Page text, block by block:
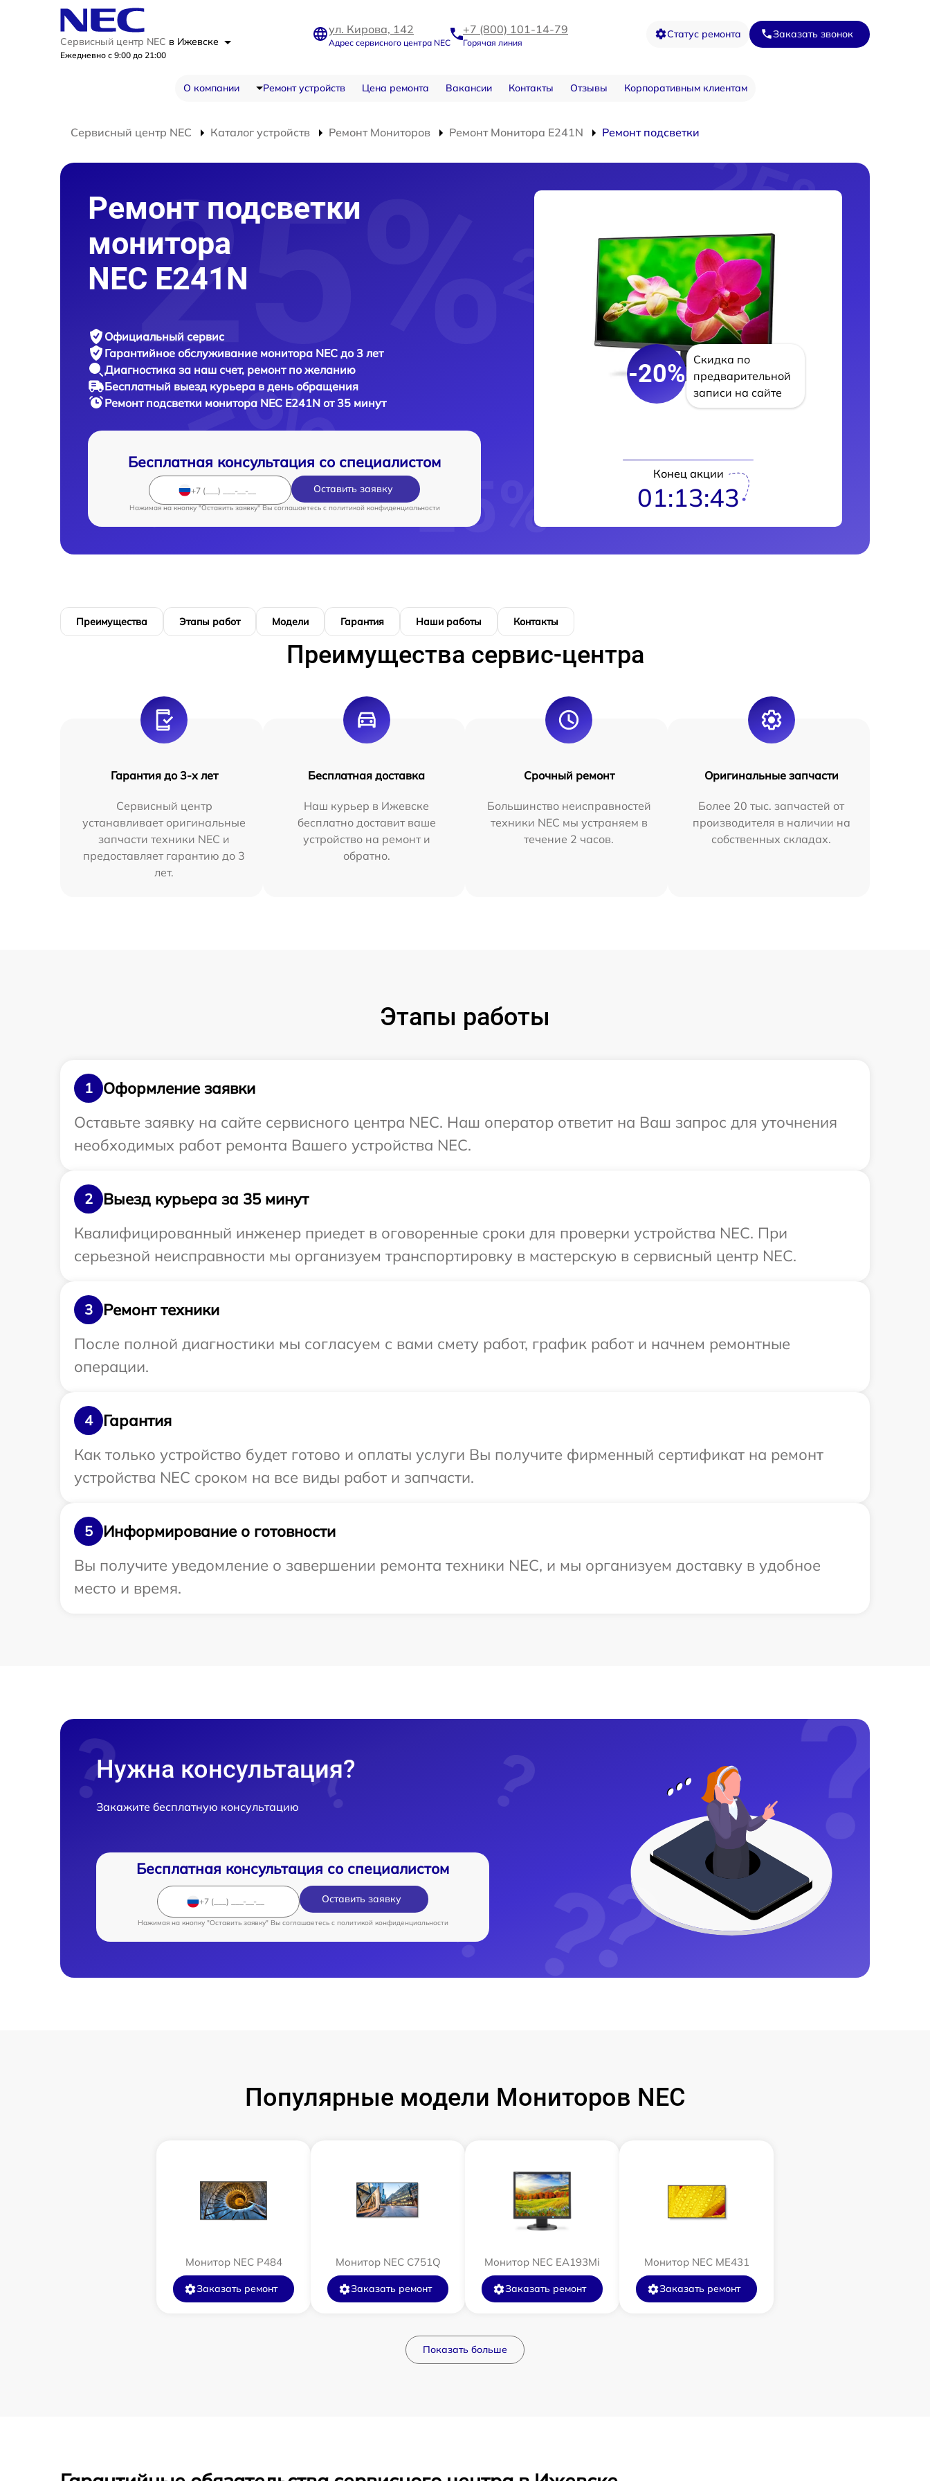
Сервисный центр NEC в Ижевске
Ежедневно с 9:00 до 21:00
ул. Кирова, 142
Адрес сервисного центра NEC
+7 (800) 101-14-79
Горячая линия
Статус ремонта Заказать звонок
О компании Ремонт устройств Цена ремонта Вакансии Контакты Отзывы Корпоративным клиентам
Сервисный центр NEC Каталог устройств Ремонт Мониторов Ремонт Монитора E241N Ремонт подсветки
Ремонт подсветки
монитора
NEC E241N
Официальный сервис
Гарантийное обслуживание монитора NEC до 3 лет
Диагностика за наш счет, ремонт по желанию
Бесплатный выезд курьера в день обращения
Ремонт подсветки монитора NEC E241N от 35 минут
Бесплатная консультация со специалистом
Оставить заявку
Нажимая на кнопку "Оставить заявку" Вы соглашаетесь c политикой конфиденциальности
-20%
Скидка по
предварительной
записи на сайте
Конец акции
01:13:42
Преимущества Этапы работ Модели Гарантия Наши работы Контакты
Преимущества сервис-центра
Гарантия до 3-х лет
Сервисный центр
устанавливает оригинальные
запчасти техники NEC и
предоставляет гарантию до 3
лет.
Бесплатная доставка
Наш курьер в Ижевске
бесплатно доставит ваше
устройство на ремонт и
обратно.
Срочный ремонт
Большинство неисправностей
техники NEC мы устраняем в
течение 2 часов.
Оригинальные запчасти
Более 20 тыс. запчастей от
производителя в наличии на
собственных складах.
Этапы работы
1
Оформление заявки
Оставьте заявку на сайте сервисного центра NEC. Наш оператор ответит на Ваш запрос для уточнения
необходимых работ ремонта Вашего устройства NEC.
2
Выезд курьера за 35 минут
Квалифицированный инженер приедет в оговоренные сроки для проверки устройства NEC. При
серьезной неисправности мы организуем транспортировку в мастерскую в сервисный центр NEC.
3
Ремонт техники
После полной диагностики мы согласуем с вами смету работ, график работ и начнем ремонтные
операции.
4
Гарантия
Как только устройство будет готово и оплаты услуги Вы получите фирменный сертификат на ремонт
устройства NEC сроком на все виды работ и запчасти.
5
Информирование о готовности
Вы получите уведомление о завершении ремонта техники NEC, и мы организуем доставку в удобное
место и время.
Нужна консультация?
Закажите бесплатную консультацию
Бесплатная консультация со специалистом
Оставить заявку
Нажимая на кнопку "Оставить заявку" Вы соглашаетесь c политикой конфиденциальности
Популярные модели Мониторов NEC
Монитор NEC P484
Заказать ремонт
Монитор NEC C751Q
Заказать ремонт
Монитор NEC EA193Mi
Заказать ремонт
Монитор NEC ME431
Заказать ремонт
Показать больше